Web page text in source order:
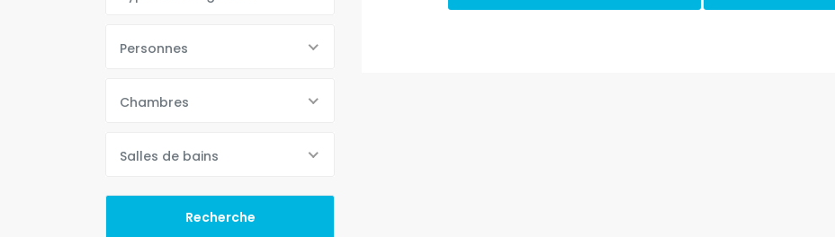
Personnes
Chambres
Salles de bains